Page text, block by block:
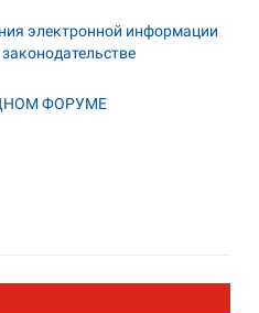
электронной информации
ФОРУМЕ